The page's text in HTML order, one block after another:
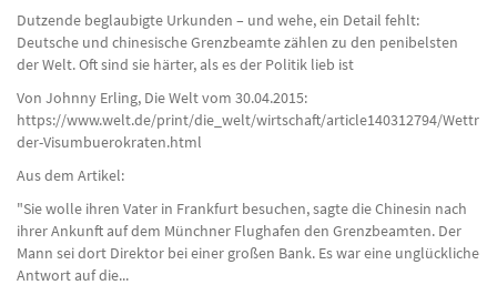
Dutzende beglaubigte Urkunden – und wehe, ein Detail fehlt:
Deutsche und chinesische Grenzbeamte zählen zu den penibelsten
der Welt. Oft sind sie härter, als es der Politik lieb ist
Von Johnny Erling, Die Welt vom 30.04.2015:
https://www.welt.de/print/die_welt/wirtschaft/article140312794/
der-Visumbuerokraten.html
Aus dem Artikel:
"Sie wolle ihren Vater in Frankfurt besuchen, sagte die Chinesin nach
ihrer Ankunft auf dem Münchner Flughafen den Grenzbeamten. Der
Mann sei dort Direktor bei einer großen Bank. Es war eine unglückliche
Antwort auf die...